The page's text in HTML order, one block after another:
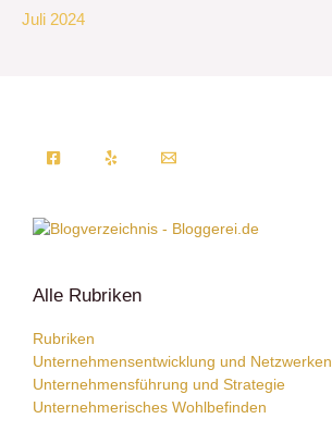
Juli 2024
Alle Rubriken
Rubriken
Unternehmensentwicklung und Netzwerken
Unternehmensführung und Strategie
Unternehmerisches Wohlbefinden